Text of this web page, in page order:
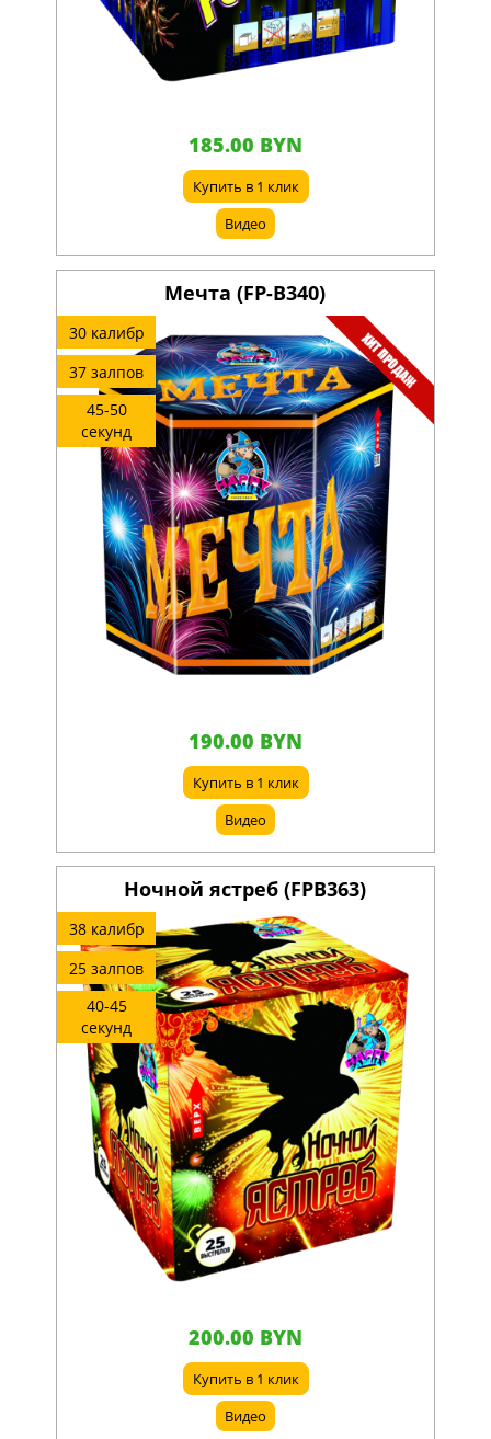
185.00 BYN
Купить в 1 клик
Видео
Мечта (FP-B340)
30 калибр
37 залпов
45-50
секунд
190.00 BYN
Купить в 1 клик
Видео
Ночной ястреб (FPB363)
38 калибр
25 залпов
40-45
секунд
200.00 BYN
Купить в 1 клик
Видео